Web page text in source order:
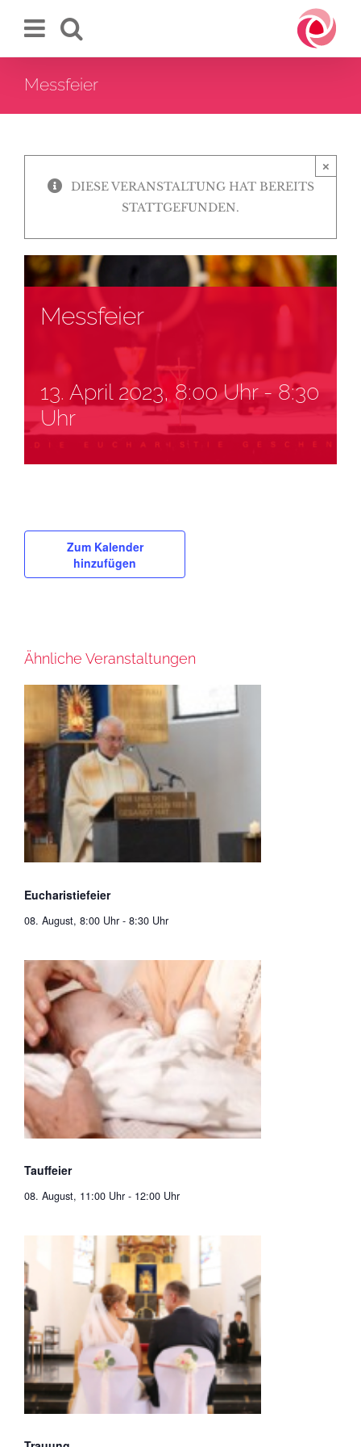
Inhalt
Messfeier
×
DIESE VERANSTALTUNG HAT BEREITS
STATTGEFUNDEN.
Messfeier
13. April 2023, 8:00 Uhr- 8:30
Uhr
Zum Kalender
hinzufügen
Ähnliche Veranstaltungen
Eucharistiefeier
08. August, 8:00 Uhr - 8:30 Uhr
Tauffeier
08. August, 11:00 Uhr - 12:00 Uhr